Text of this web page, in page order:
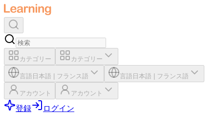
カテゴリー カテゴリー
言語 日本語 フランス語 言語 日本語 フランス語
アカウント アカウント
登録 ログイン